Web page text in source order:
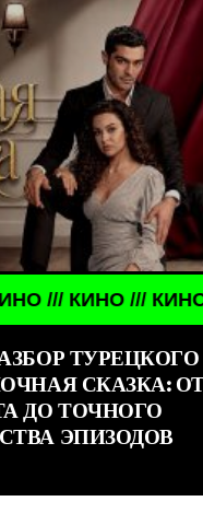
КИНО /// КИНО ///
ТУРЕЦКОГО
СКАЗКА:
ДО ТОЧНОГО
ЭПИЗОДОВ
/// ДЕВУШКИ